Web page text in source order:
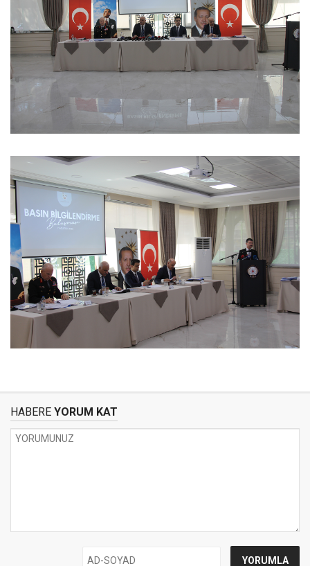
HABERE YORUM KAT